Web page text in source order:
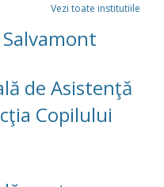
Vezi toate institutiile
de Asistenţă
Copilului